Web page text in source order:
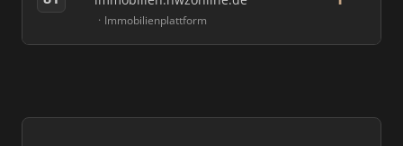
Immobilienplattform